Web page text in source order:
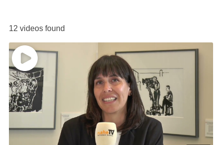
12 videos found